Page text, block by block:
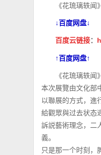
《花琉璃轶
↓百度网盘↓
百度云链接：
↑百度网盘↑
《花琉璃轶
本次展覽由文化部
以聯展的方式，進
給觀眾與过去状态
訴説藝術理念，二
義。
只是那一个时刻，